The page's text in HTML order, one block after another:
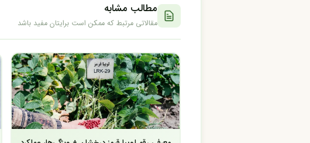
مطالب مشابه
مقالاتی مرتبط که ممکن است برایتان مفید باشد